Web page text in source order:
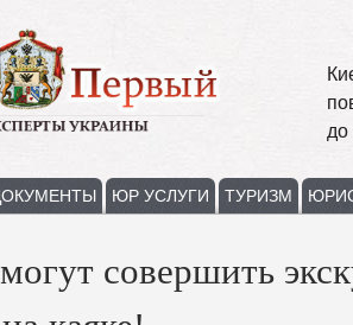
до
ЮР УСЛУГИ ТУРИЗМ
совершить